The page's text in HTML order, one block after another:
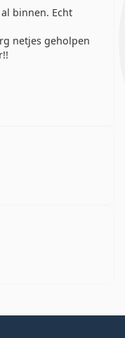
binnen. Echt
netjes geholpen